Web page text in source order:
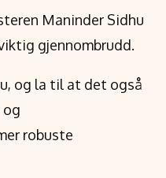
Maninder Sidhu
gjennombrudd.
og la til at det også
og
robuste